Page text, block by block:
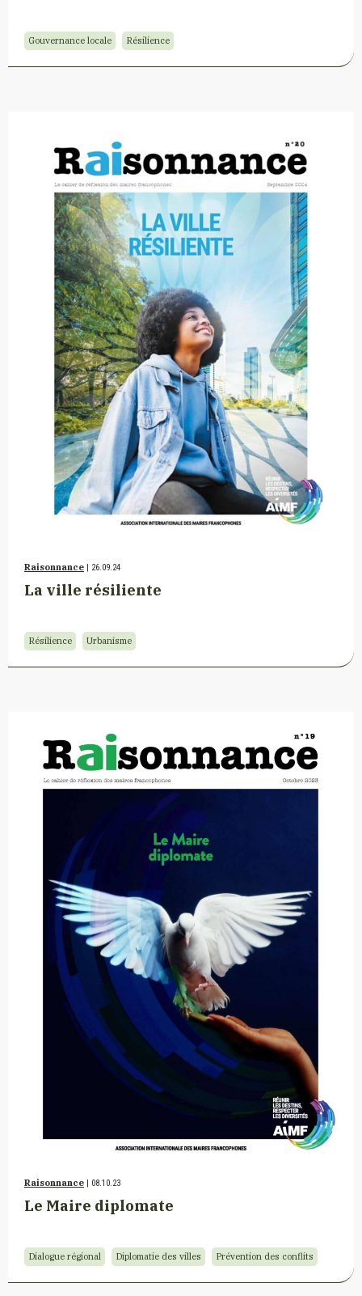
Gouvernance locale Résilience
Raisonnance | 26.09.24
La ville résiliente
Résilience Urbanisme
Raisonnance | 08.10.23
Le Maire diplomate
Dialogue régional Diplomatie des villes Prévention des conflits